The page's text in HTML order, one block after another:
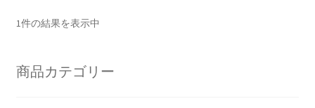
1件の結果を表示中
商品カテゴリー